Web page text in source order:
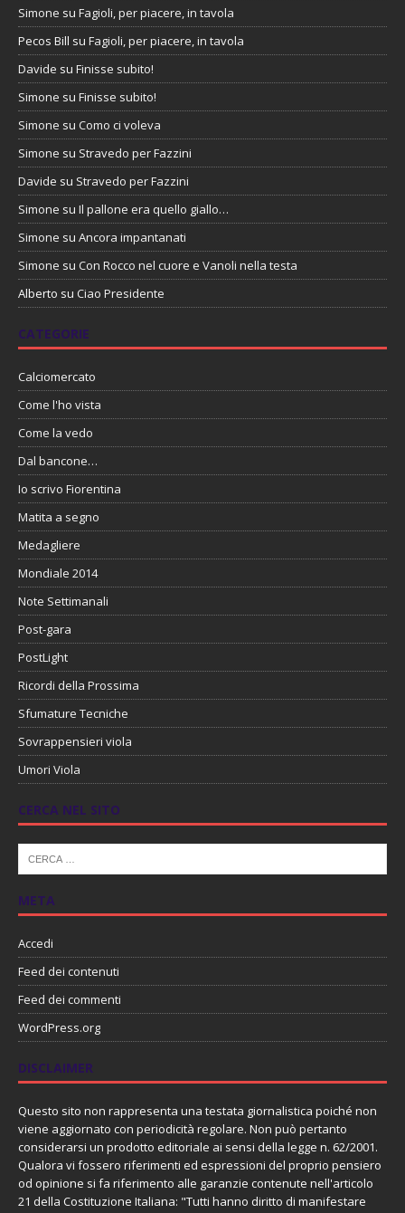
Simone su Fagioli, per piacere, in tavola
Pecos Bill su Fagioli, per piacere, in tavola
Davide su Finisse subito!
Simone su Finisse subito!
Simone su Como ci voleva
Simone su Stravedo per Fazzini
Davide su Stravedo per Fazzini
Simone su Il pallone era quello giallo…
Simone su Ancora impantanati
Simone su Con Rocco nel cuore e Vanoli nella testa
Alberto su Ciao Presidente
CATEGORIE
Calciomercato
Come l'ho vista
Come la vedo
Dal bancone…
Io scrivo Fiorentina
Matita a segno
Medagliere
Mondiale 2014
Note Settimanali
Post-gara
PostLight
Ricordi della Prossima
Sfumature Tecniche
Sovrappensieri viola
Umori Viola
CERCA NEL SITO
META
Accedi
Feed dei contenuti
Feed dei commenti
WordPress.org
DISCLAIMER
Questo sito non rappresenta una testata giornalistica poiché non
viene aggiornato con periodicità regolare. Non può pertanto
considerarsi un prodotto editoriale ai sensi della legge n. 62/2001.
Qualora vi fossero riferimenti ed espressioni del proprio pensiero
od opinione si fa riferimento alle garanzie contenute nell'articolo
21 della Costituzione Italiana: "Tutti hanno diritto di manifestare